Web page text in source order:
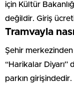
için Kültür
değildir. Giriş
Tramvayla
Şehir
“Harikalar Diyarı”
parkın girişindedir.